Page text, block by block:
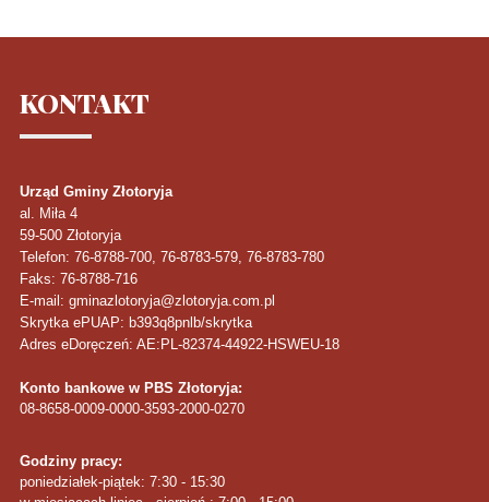
KONTAKT
Urząd Gminy Złotoryja
al. Miła 4
59-500 Złotoryja
Telefon: 76-8788-700, 76-8783-579, 76-8783-780
Faks: 76-8788-716
E-mail: gminazlotoryja@zlotoryja.com.pl
Skrytka ePUAP: b393q8pnlb/skrytka
Adres eDoręczeń: AE:PL-82374-44922-HSWEU-18
Konto bankowe w PBS Złotoryja:
08-8658-0009-0000-3593-2000-0270
Godziny pracy:
poniedziałek-piątek: 7:30 - 15:30